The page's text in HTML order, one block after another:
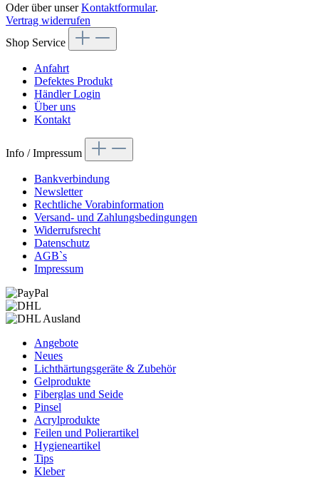
Oder über unserKontaktformular.
Vertrag widerrufen
Shop Service
Anfahrt
Defektes Produkt
Händler Login
Über uns
Kontakt
Info / Impressum
Bankverbindung
Newsletter
Rechtliche Vorabinformation
Versand- und Zahlungsbedingungen
Widerrufsrecht
Datenschutz
AGB`s
Impressum
Angebote
Neues
Lichthärtungsgeräte & Zubehör
Gelprodukte
Fiberglas und Seide
Pinsel
Acrylprodukte
Feilen und Polierartikel
Hygieneartikel
Tips
Kleber